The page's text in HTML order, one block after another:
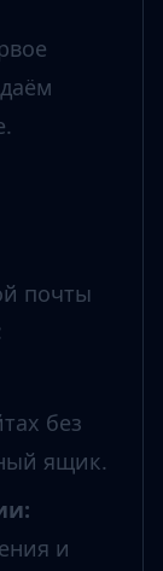
почты
без
ящик.
:
и